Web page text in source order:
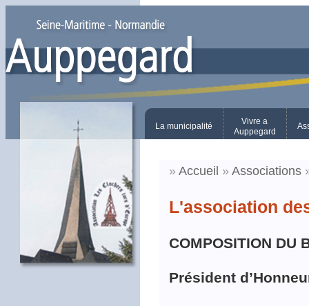
La municipalité
Vivre a
Auppegard
» Accueil » Associations
L'association
COMPOSITION DU
Président